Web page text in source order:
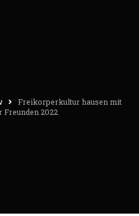
Freikorperkultur hausen mit
Freunden 2022